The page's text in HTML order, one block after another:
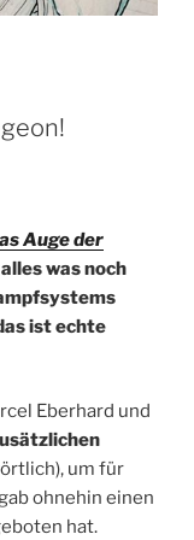
Auge der
was noch
ist echte
Eberhard und
um für
ohnehin einen
hat.